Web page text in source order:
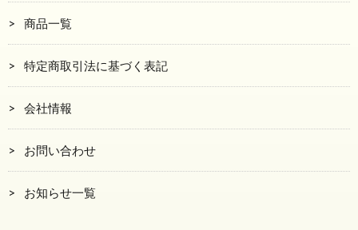
商品一覧
特定商取引法に基づく表記
会社情報
お問い合わせ
お知らせ一覧